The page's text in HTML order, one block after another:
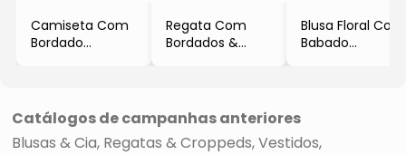
Camiseta Com
Bordado
Regata Com
Bordados &
Blusa Floral Com
Babado
Catálogos de campanhas anteriores
Blusas & Cia Regatas & Croppeds Vestidos